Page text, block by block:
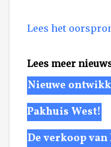
Lees het
Lees meer
Nieuwe
Pakhuis West!
De verkoop